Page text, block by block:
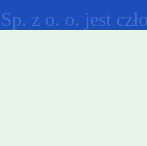
z o. o. jest